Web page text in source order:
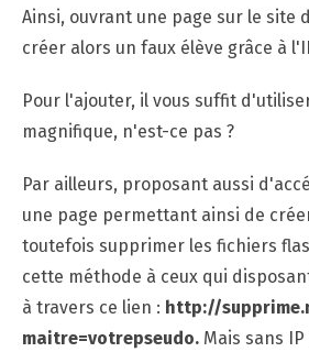
Ainsi, ouvrant une page sur le site
créer alors un faux élève grâce à
Pour l'ajouter, il vous suffit
magnifique, n'est-ce pas ?
Par ailleurs, proposant aussi
une page permettant ainsi de
toutefois supprimer les fichiers
cette méthode à ceux qui
à travers ce lien : http://
maitre=votrepseudo. Mais sans